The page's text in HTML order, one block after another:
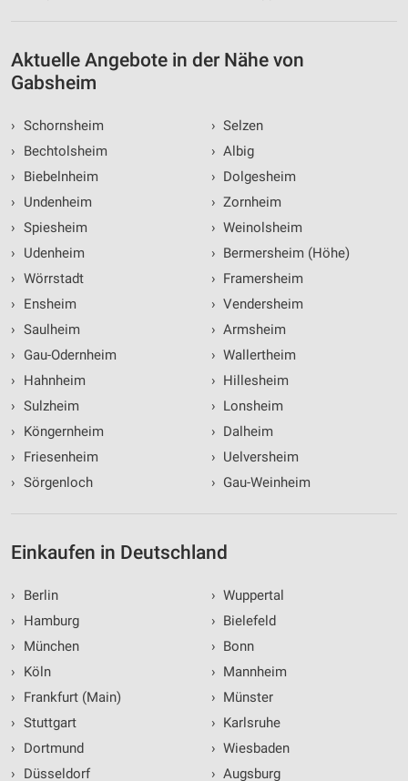
Aktuelle Angebote in der Nähe von
Gabsheim
› Schornsheim
›
Bechtolsheim
›
Biebelnheim
›
Undenheim
› Spiesheim
›
Udenheim
› Wörrstadt
›
Ensheim
› Saulheim
›
Gau-Odernheim
›
Hahnheim
› Sulzheim
›
Köngernheim
›
Friesenheim
› Sörgenloch
› Selzen
› Albig
› Dolgesheim
› Zornheim
› Weinolsheim
› Bermersheim (Höhe)
› Framersheim
› Vendersheim
› Armsheim
› Wallertheim
› Hillesheim
› Lonsheim
› Dalheim
› Uelversheim
› Gau-Weinheim
Einkaufen in Deutschland
›
Berlin
›
Hamburg
›
München
›
Köln
›
Frankfurt (Main)
› Stuttgart
›
Dortmund
›
Düsseldorf
› Wuppertal
› Bielefeld
› Bonn
› Mannheim
› Münster
› Karlsruhe
› Wiesbaden
› Augsburg